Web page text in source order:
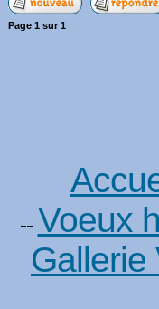
Page 1 sur 1
-- Voeux
Gallerie